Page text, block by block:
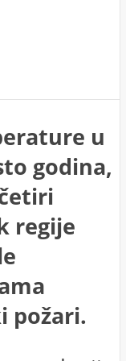
u
godina,
regije
požari.